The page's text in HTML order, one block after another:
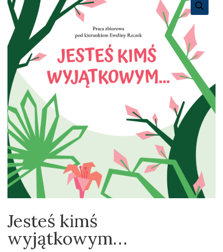
Jesteś kimś
wyjątkowym…